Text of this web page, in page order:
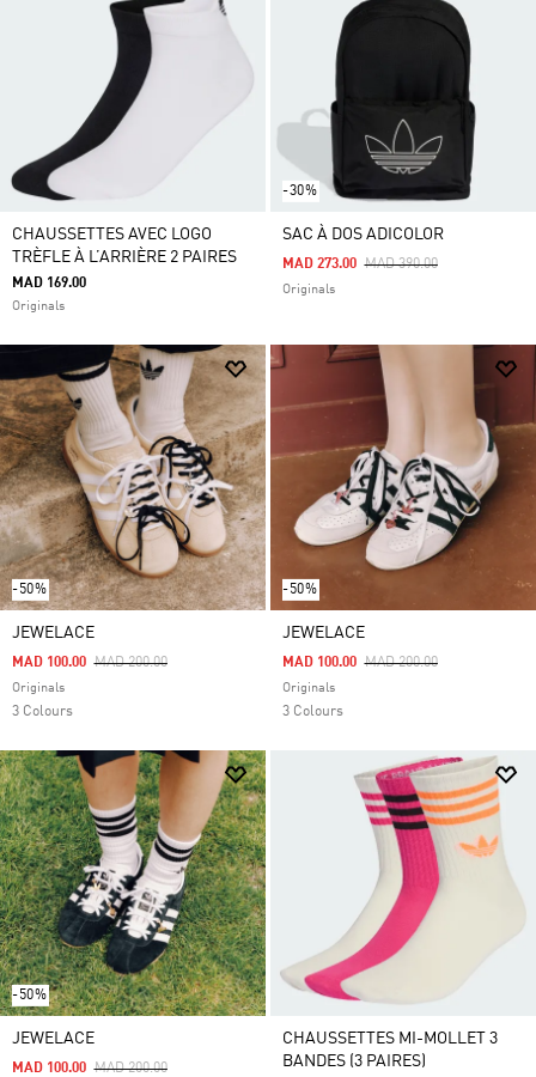
CHAUSSETTES AVEC LOGO
TRÈFLE À L’ARRIÈRE 2 PAIRES
MAD 169.00
Originals
-30%
SAC À DOS ADICOLOR
Price Reduced From
MAD 390.00To
MAD 273.00
Originals
-50%
JEWELACE
Price Reduced From
MAD 200.00To
MAD 100.00
Originals
3 Colours
-50%
JEWELACE
Price Reduced From
MAD 200.00To
MAD 100.00
Originals
3 Colours
-50%
JEWELACE
Price Reduced From
MAD 200.00To
MAD 100.00
CHAUSSETTES MI-MOLLET 3
BANDES (3 PAIRES)